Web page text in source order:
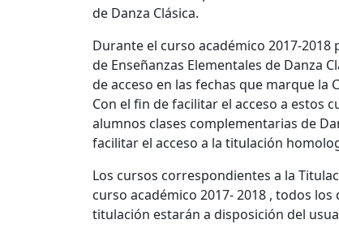
de Danza Clásica.
Durante el curso académico 2017-
de Enseñanzas Elementales de Danza
de acceso en las fechas que marque
Con el fin de facilitar el acceso a estos
alumnos clases complementarias de
facilitar el acceso a la titulación
Los cursos correspondientes a la
curso académico 2017- 2018 , todos
titulación estarán a disposición del